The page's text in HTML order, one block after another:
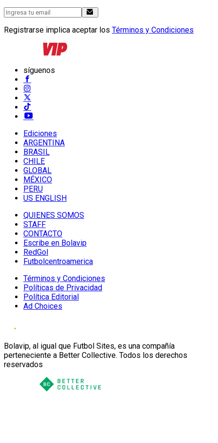
Registrarse implica aceptar los Términos y Condiciones
síguenos
Ediciones
ARGENTINA
BRASIL
CHILE
GLOBAL
MÉXICO
PERU
US ENGLISH
QUIENES SOMOS
STAFF
CONTACTO
Escribe en Bolavip
RedGol
Futbolcentroamerica
Términos y Condiciones
Políticas de Privacidad
Política Editorial
Ad Choices
Bolavip, al igual que Futbol Sites, es una compañía
perteneciente a Better Collective. Todos los derechos
reservados